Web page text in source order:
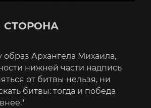
СТОРОНА
образ Архангела Михаила,
нижней части надпись
от битвы нельзя, ни
битвы: тогда и победа